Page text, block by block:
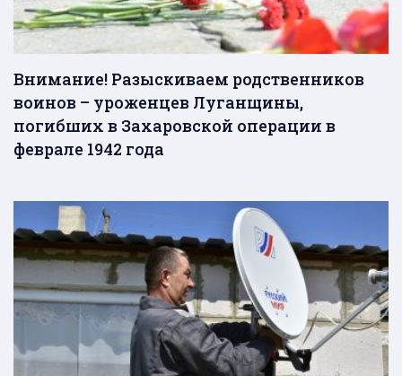
Внимание! Разыскиваем родственников
воинов – уроженцев Луганщины,
погибших в Захаровской операции в
феврале 1942 года